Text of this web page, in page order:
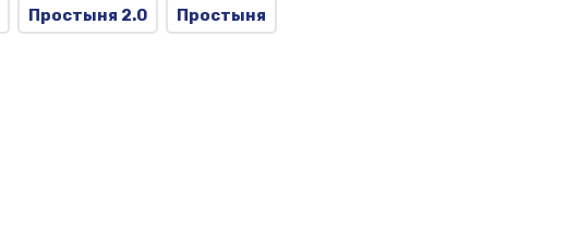
Простыня 2.0 Простыня